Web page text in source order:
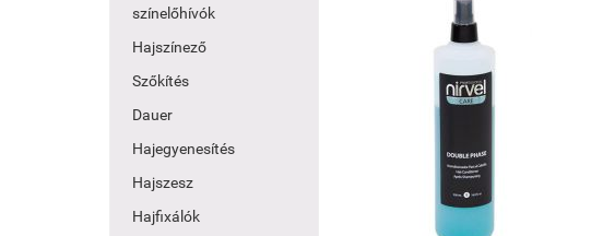
színelőhívók
Hajszínező
Szőkítés
Dauer
Hajegyenesítés
Hajszesz
Hajfixálók